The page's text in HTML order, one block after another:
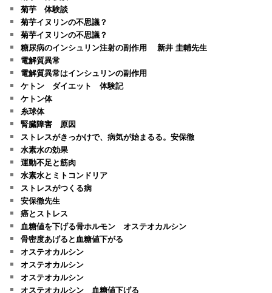
菊芋 体験談
菊芋イヌリンの不思議？
菊芋イヌリンの不思議？
糖尿病のインシュリン注射の副作用 新井 圭輔先生
電解質異常
電解質異常はインシュリンの副作用
ケトン ダイエット 体験記
ケトン体
糸球体
腎臓障害 原因
ストレスがきっかけで、病気が始まるる。安保徹
水素水の効果
運動不足と筋肉
水素水とミトコンドリア
ストレスがつくる病
安保徹先生
癌とストレス
血糖値を下げる骨ホルモン オステオカルシン
骨密度あげると血糖値下がる
オステオカルシン
オステオカルシン
オステオカルシン
オステオカルシン 血糖値下げる